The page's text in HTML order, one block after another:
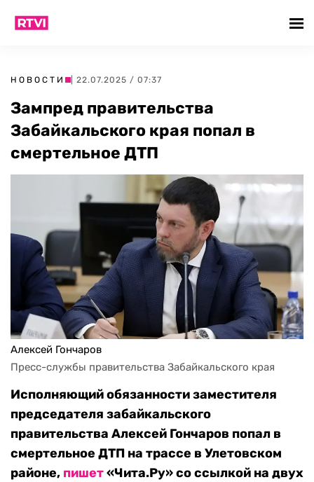
НОВОСТИ | 22.07.2025 / 07:37
Зампред правительства
Забайкальского края попал в
смертельное ДТП
Алексей Гончаров
Пресс-службы правительства Забайкальского края
Исполняющий обязанности заместителя
председателя забайкальского
правительства Алексей Гончаров попал в
смертельное ДТП на трассе в Улетовском
районе, пишет«Чита.Ру» со ссылкой на двух